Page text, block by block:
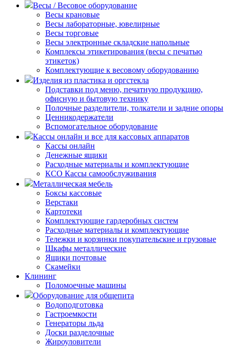
Весы / Весовое оборудование
Весы крановые
Весы лабораторные, ювелирные
Весы торговые
Весы электронные складские напольные
Комплексы этикетирования (весы с печатью
этикеток)
Комплектующие к весовому оборудованию
Изделия из пластика и оргстекла
Подставки под меню, печатную продукцию,
офисную и бытовую технику
Полочные разделители, толкатели и задние опоры
Ценникодержатели
Вспомогательное оборудование
Кассы онлайн и все для кассовых аппаратов
Кассы онлайн
Денежные ящики
Расходные материалы и комплектующие
КСО Кассы самообслуживания
Металлическая мебель
Боксы кассовые
Верстаки
Картотеки
Комплектующие гардеробных систем
Расходные материалы и комплектующие
Тележки и корзинки покупательские и грузовые
Шкафы металлические
Ящики почтовые
Скамейки
Клининг
Поломоечные машины
Оборудование для общепита
Водоподготовка
Гастроемкости
Генераторы льда
Доски разделочные
Жироуловители